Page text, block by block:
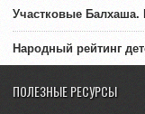
Участковые Балхаша.
Народный рейтинг
ПОЛЕЗНЫЕ РЕСУРСЫ